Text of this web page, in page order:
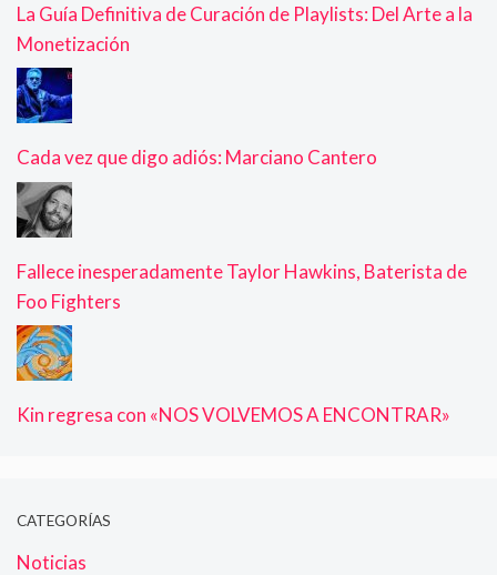
La Guía Definitiva de Curación de Playlists: Del Arte a la
Monetización
Cada vez que digo adiós: Marciano Cantero
Fallece inesperadamente Taylor Hawkins, Baterista de
Foo Fighters
Kin regresa con «NOS VOLVEMOS A ENCONTRAR»
CATEGORÍAS
Noticias